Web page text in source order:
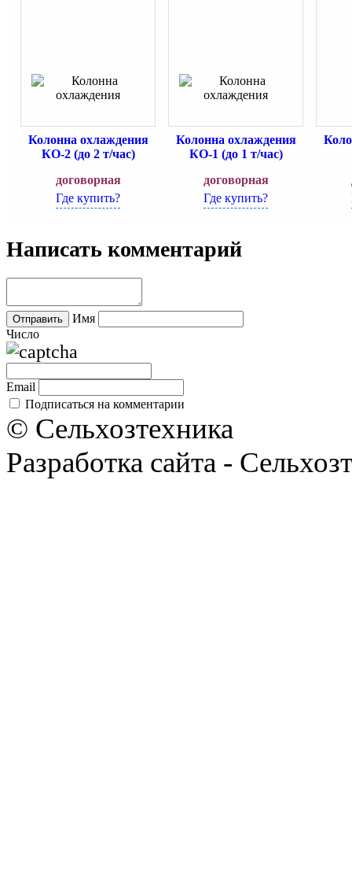
Колонна охлаждения
КО-2 (до 2 т/час)
договорная
Где купить?
Колонна охлаждения
КО-1 (до 1 т/час)
договорная
Где купить?
Написать комментарий
Имя
Число
Email
Подписаться на комментарии
© Сельхозтехника
Разработка сайта -